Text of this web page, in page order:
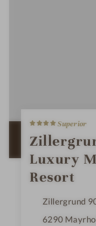
ZUR
MAPS
4
S
t
e
r
n
e
Superior
Luxury
Resort
Zillergrund
6290